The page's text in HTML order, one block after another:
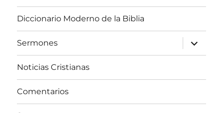
Diccionario Moderno de la Biblia
Sermones
expandir
el
menú
Noticias Cristianas
Comentarios